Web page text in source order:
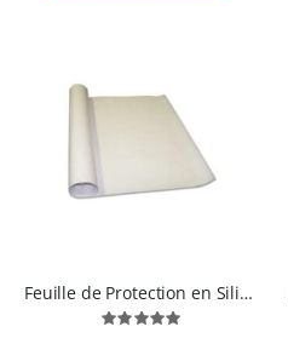
Feuille de Protection en Silicone
Évaluation: